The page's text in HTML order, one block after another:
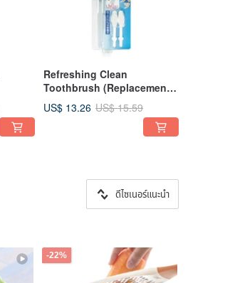
Refreshing Clean
Toothbrush (Replacement
Heads)
US$ 13.26 US$ 15.59
ดีไซเนอร์แนะนำ
-22%